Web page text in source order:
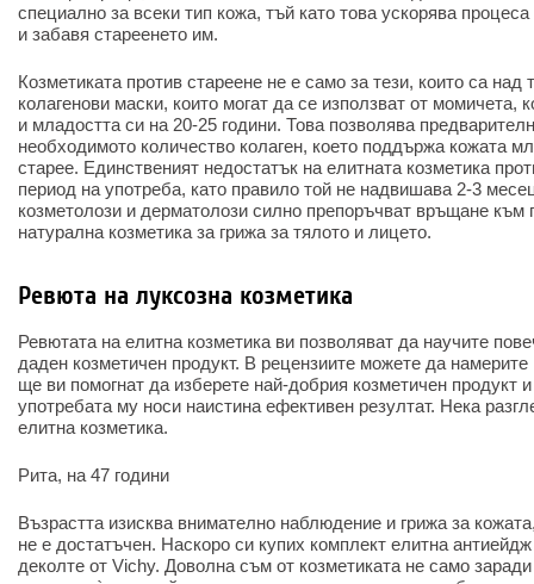
специално за всеки тип кожа, тъй като това ускорява
и забавя стареенето им.
Козметиката против стареене не е само за тези, които са
колагенови маски, които могат да се използват от момичета,
и младостта си на 20-25 години. Това позволява
необходимото количество колаген, което поддържа кожата
старее. Единственият недостатък на елитната козметика
период на употреба, като правило той не надвишава 2-3
козметолози и дерматолози силно препоръчват връщане към
натурална козметика за грижа за тялото и лицето.
Ревюта на луксозна козметика
Ревютата на елитна козметика ви позволяват да научите
даден козметичен продукт. В рецензиите можете да намерите
ще ви помогнат да изберете най-добрия козметичен продукт
употребата му носи наистина ефективен резултат. Нека
елитна козметика.
Рита, на 47 години
Възрастта изисква внимателно наблюдение и грижа за
не е достатъчен. Наскоро си купих комплект елитна
деколте от Vichy. Доволна съм от козметиката не само